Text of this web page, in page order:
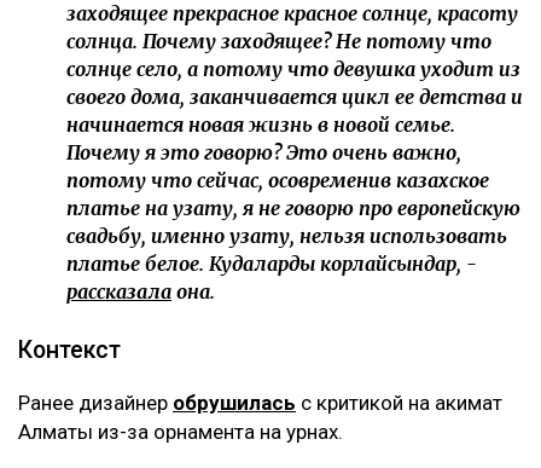
заходящее прекрасное красное солнце, красоту
солнца. Почему заходящее? Не потому что
солнце село, а потому что девушка уходит из
своего дома, заканчивается цикл ее детства и
начинается новая жизнь в новой семье.
Почему я это говорю? Это очень важно,
потому что сейчас, осовременив казахское
платье на узату, я не говорю про европейскую
свадьбу, именно узату, нельзя использовать
платье белое. Кудаларды корлайсындар, -
рассказала она.
Контекст
Ранее дизайнер обрушилась с критикой на акимат
Алматы из-за орнамента на урнах.